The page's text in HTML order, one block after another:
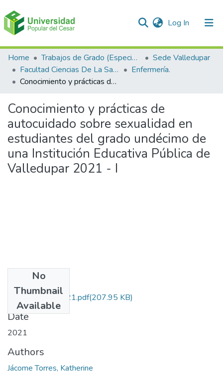
Log In (current)
Communities & Collections
All of DSpace
Home Trabajos de Grado (Especializaciones y Pregrados)
Sede Valledupar
Facultad Ciencias De La Salud.
Enfermería.
Conocimiento y prácticas de autocuidado sobre sexualidad en estudiantes del grado undécimo de una Institución Educativa Pública de Valledupar 2021 - I
Conocimiento y prácticas de
autocuidado sobre sexualidad en
estudiantes del grado undécimo de
una Institución Educativa Pública de
Valledupar 2021 - I
No
Thumbnail
Available
JácomeTorres.2021.pdf(207.95 KB)
Date
2021
Authors
Jácome Torres, Katherine